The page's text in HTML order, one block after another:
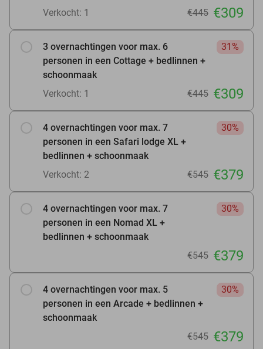
Verkocht: 1 €445 €309
3 overnachtingen voor max. 6
personen in een Cottage + bedlinnen +
schoonmaak
31%
Verkocht: 1 €445 €309
4 overnachtingen voor max. 7
personen in een Safari lodge XL +
bedlinnen + schoonmaak
30%
Verkocht: 2 €545 €379
4 overnachtingen voor max. 7
personen in een Nomad XL +
bedlinnen + schoonmaak
30%
€545 €379
4 overnachtingen voor max. 5
personen in een Arcade + bedlinnen +
schoonmaak
30%
€545 €379